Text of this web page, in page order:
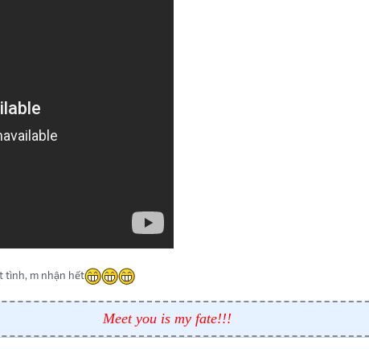
tình, m nhận hết
Meet you is my fate!!!